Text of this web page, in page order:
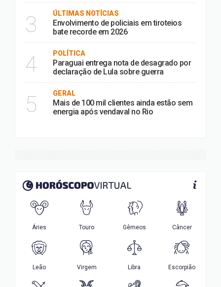
3 ÚLTIMAS NOTÍCIAS
Envolvimento de policiais em tiroteios
bate recorde em 2026
4 POLÍTICA
Paraguai entrega nota de desagrado por
declaração de Lula sobre guerra
5 GERAL
Mais de 100 mil clientes ainda estão sem
energia após vendaval no Rio